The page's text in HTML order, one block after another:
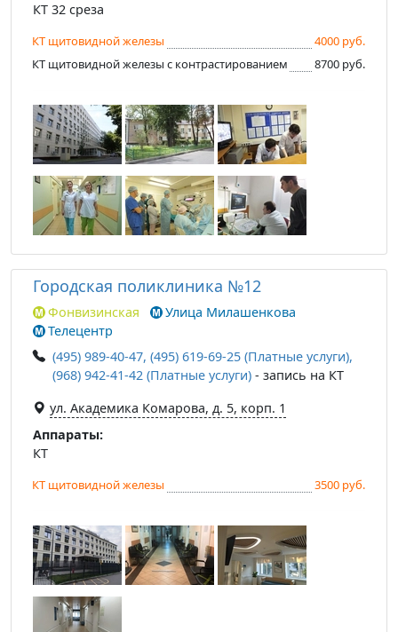
КТ 32 среза
КТ щитовидной железы
4000 руб.
КТ щитовидной железы с контрастированием
8700 руб.
Городская поликлиника №12
Фонвизинская
Улица Милашенкова
Телецентр
(495) 989-40-47, (495) 619-69-25 (Платные услуги),
(968) 942-41-42 (Платные услуги) - запись на КТ
ул. Академика Комарова, д. 5, корп. 1
Аппараты:
КТ
КТ щитовидной железы 3500 руб.